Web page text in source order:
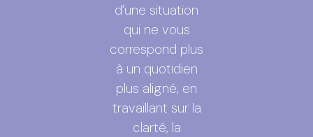
d’une situation
qui ne vous
correspond plus
à un quotidien
plus aligné, en
travaillant sur la
clarté, la